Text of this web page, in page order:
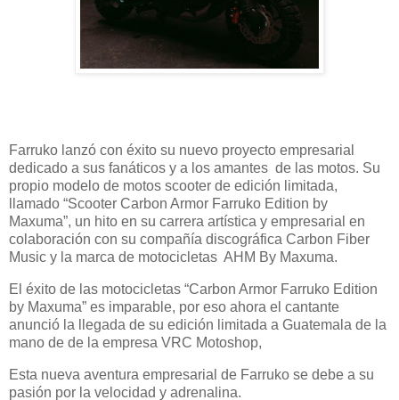
Farruko lanzó con éxito su nuevo proyecto empresarial
dedicado a sus fanáticos y a los amantes de las motos. Su
propio modelo de motos scooter de edición limitada,
llamado “Scooter Carbon Armor Farruko Edition by
Maxuma”, un hito en su carrera artística y empresarial en
colaboración con su compañía discográfica Carbon Fiber
Music y la marca de motocicletas AHM By Maxuma.
El éxito de las motocicletas “Carbon Armor Farruko Edition
by Maxuma” es imparable, por eso ahora el cantante
anunció la llegada de su edición limitada a Guatemala de la
mano de de la empresa VRC Motoshop,
Esta nueva aventura empresarial de Farruko se debe a su
pasión por la velocidad y adrenalina.